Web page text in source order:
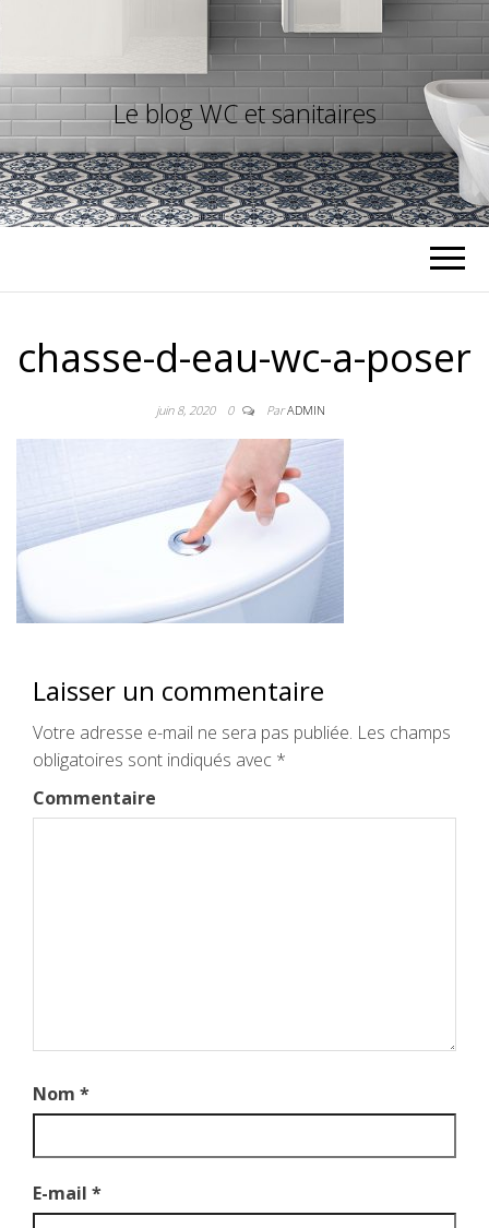
Le blog WC et sanitaires
chasse-d-eau-wc-a-poser
juin 8, 2020 0 ParADMIN
Laisser un commentaire
Votre adresse e-mail ne sera pas publiée. Les champs
obligatoires sont indiqués avec *
Commentaire
Nom *
E-mail *